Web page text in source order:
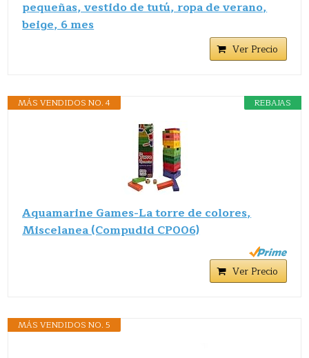
pequeñas, vestido de tutú, ropa de verano,
beige, 6 mes
Ver Precio
REBAJAS
MÁS VENDIDOS NO. 4
Aquamarine Games-La torre de colores,
Miscelanea (Compudid CP006)
Ver Precio
MÁS VENDIDOS NO. 5